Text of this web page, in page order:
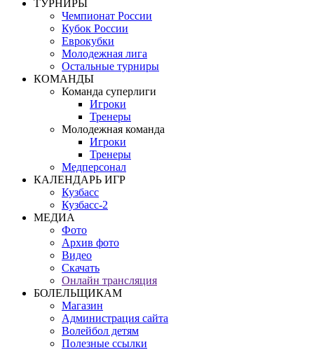
ТУРНИРЫ
Чемпионат России
Кубок России
Еврокубки
Молодежная лига
Остальные турниры
КОМАНДЫ
Команда суперлиги
Игроки
Тренеры
Молодежная команда
Игроки
Тренеры
Медперсонал
КАЛЕНДАРЬ ИГР
Кузбасс
Кузбасс-2
МЕДИА
Фото
Архив фото
Видео
Скачать
Онлайн трансляция
БОЛЕЛЬЩИКАМ
Магазин
Администрация сайта
Волейбол детям
Полезные ссылки